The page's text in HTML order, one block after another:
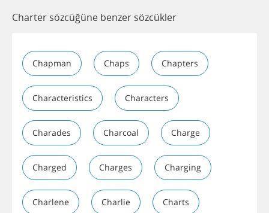
Charter sözcüğüne benzer sözcükler
Chapman Chaps Chapters
Characteristics Characters
Charades Charcoal Charge
Charged Charges Charging
Charlene Charlie Charts